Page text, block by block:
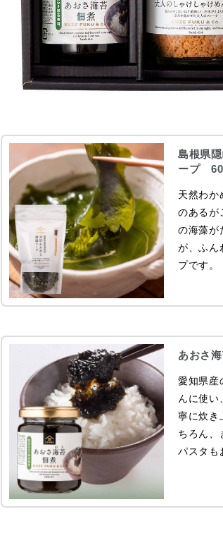
島根県
ープ
天然わか
のあるが
の海藻が
が、ふん
プです。
あおさ
愛知県産
んに使い
寧に炊き
ちろん、
パスタも